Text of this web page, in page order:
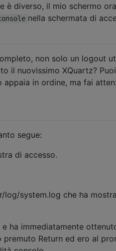
è diverso, il mio schermo ora
nella schermata di
non solo un logout
il nuovissimo XQuartz? Puoi
in ordine, ma fai
segue:
di accesso.
log/system.log che ha
ha immediatamente
Return ed ero al